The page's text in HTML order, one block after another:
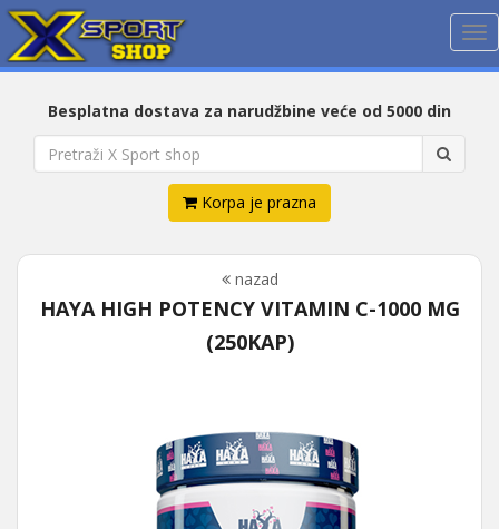
Besplatna dostava za narudžbine veće od 5000 din
Korpa je prazna
nazad
HAYA HIGH POTENCY VITAMIN C-1000 MG
(250KAP)